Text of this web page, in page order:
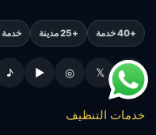
+40 خدمة +25 مدينة خدمة 24 ساعة
𝕏
◎
▶
♪
خدمات التنظيف